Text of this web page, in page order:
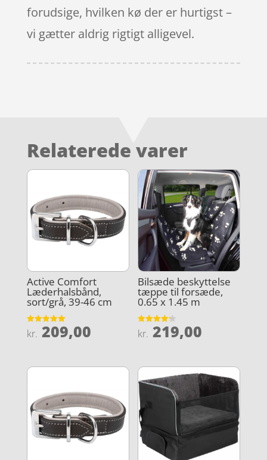
forudsige, hvilken kø der er hurtigst –
vi gætter aldrig rigtigt alligevel.
Relaterede varer
Active Comfort
Læderhalsbånd,
sort/grå, 39-46 cm
Vurderet
5
kr. 209,00
Bilsæde beskyttelse
tæppe til forsæde,
0.65 x 1.45 m
Vurderet
4.2
kr. 219,00